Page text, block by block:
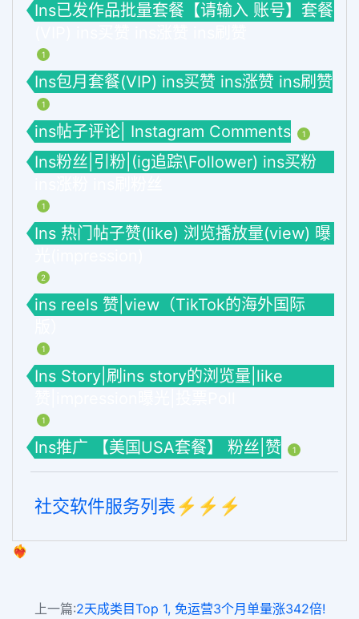
Ins已发作品批量套餐【请输入 账号】套餐
1
Ins包月套餐(VIP) ins买赞 ins涨赞 ins刷赞
1
ins帖子评论| Instagram Comments 1
Ins粉丝|引粉|(ig追踪\Follower) ins买粉
1
Ins 热门帖子赞(like) 浏览播放量(view) 曝
2
ins reels 赞|view（TikTok的海外国际
1
Ins Story|刷ins story的浏览量|like
1
Ins推广 【美国USA套餐】 粉丝|赞 1
社交软件服务列表⚡️⚡️⚡️
❤️‍🔥
上一篇:2天成类目Top 1, 免运营3个月单量涨342倍!